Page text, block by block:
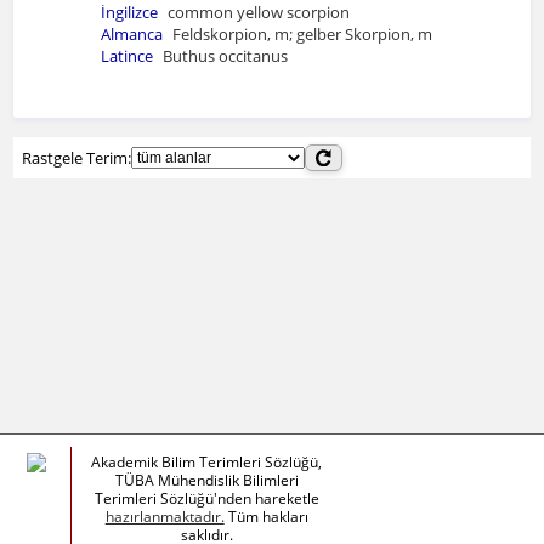
İngilizce common yellow scorpion
Almanca Feldskorpion, m; gelber Skorpion, m
Latince Buthus occitanus
Rastgele Terim:
Akademik Bilim Terimleri Sözlüğü,
TÜBA Mühendislik Bilimleri
Terimleri Sözlüğü'nden hareketle
hazırlanmaktadır.Tüm hakları
saklıdır.